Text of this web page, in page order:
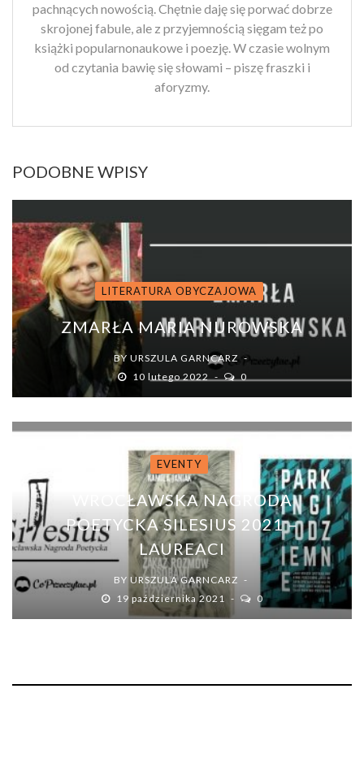
pachnących nowością. Chętnie daję się porwać dobrze
skrojonej fabule, ale z przyjemnością sięgam też po
książki popularnonaukowe i poezję. W czasie wolnym
od czytania bawię się słowami – piszę fraszki i
aforyzmy.
PODOBNE WPISY
LITERATURA OBYCZAJOWA
ZMARŁA MARIA NUROWSKA
BY URSZULA GARNCARZ
10 lutego 2022
0
EVENTY
WROCŁAWSKA NAGRODA
POETYCKA SILESIUS 2021 –
LAUREACI
BY URSZULA GARNCARZ
19 października 2021
0